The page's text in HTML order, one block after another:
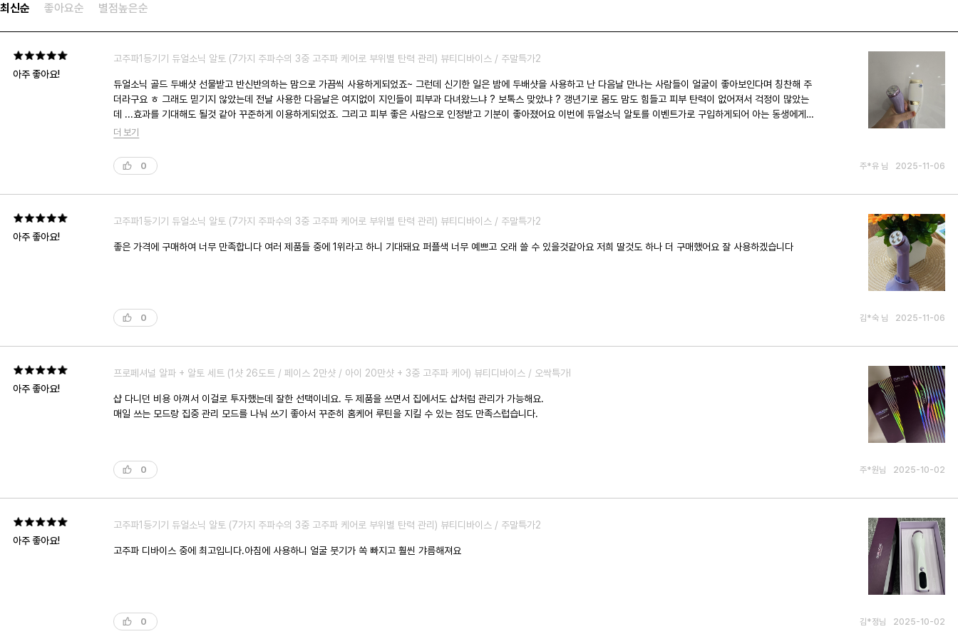
최신순 좋아요순 별점높은순
아주 좋아요!
고주파1등기기 듀얼소닉 알토 (7가지 주파수의 3중 고주파 케어로 부위별 탄력 관리) 뷰티디바이스 / 주말특가2
듀얼소닉 골드 두배샷 선물받고 반신반의하는 맘으로 가끔씩 사용하게되었죠~ 그런데 신기한 일은 밤에 두배샷을 사용하고 난 다음날 만나는 사람들이 얼굴이 좋아보인다며 칭찬해 주
더라구요 ㅎ 그래도 믿기지 않았는데 전날 사용한 다음날은 여지없이 지인들이 피부과 다녀왔느냐 ? 보톡스 맞았냐 ? 갱년기로 몸도 맘도 힘들고 피부 탄력이 없어져서 걱정이 많았는
데 ...효과를 기대해도 될것 같아 꾸준하게 이용하게되었죠. 그리고 피부 좋은 사람으로 인정받고 기분이 좋아졌어요 이번에 듀얼소닉 알토를 이벤트가로 구입하게되어 아는 동생에게
강력하게 이야기해서 함께 주문했죠 ✌️ 좋은 가격에 또 만족감도 업 업 기대가됩니다. 믿고 구매해서 기쁨이 넘치네요 ㅎ 감사합니다 ~
더 보기
0 주*유 님 2025-11-06
아주 좋아요!
고주파1등기기 듀얼소닉 알토 (7가지 주파수의 3중 고주파 케어로 부위별 탄력 관리) 뷰티디바이스 / 주말특가2
좋은 가격에 구매하여 너무 만족합니다 여러 제품들 중에 1위라고 하니 기대돼요 퍼플색 너무 예쁘고 오래 쓸 수 있을것같아요 저희 딸것도 하나 더 구매했어요 잘 사용하겠습니다
0 김*숙 님 2025-11-06
아주 좋아요!
프로페셔널 알파 + 알토 세트 (1샷 26도트 / 페이스 2만샷 / 아이 20만샷 + 3중 고주파 케어) 뷰티디바이스 / 오싹특가I
샵 다니던 비용 아껴서 이걸로 투자했는데 잘한 선택이네요. 두 제품을 쓰면서 집에서도 샵처럼 관리가 가능해요.
매일 쓰는 모드랑 집중 관리 모드를 나눠 쓰기 좋아서 꾸준히 홈케어 루틴을 지킬 수 있는 점도 만족스럽습니다.
0 주*원님 2025-10-02
아주 좋아요!
고주파1등기기 듀얼소닉 알토 (7가지 주파수의 3중 고주파 케어로 부위별 탄력 관리) 뷰티디바이스 / 주말특가2
고주파 디바이스 중에 최고입니다.아침에 사용하니 얼굴 붓기가 쏙 빠지고 훨씬 갸름해져요
0 김*정님 2025-10-02